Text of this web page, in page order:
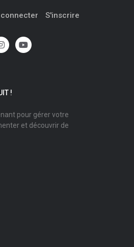
S'inscrire
!
pour gérer votre
et découvrir de